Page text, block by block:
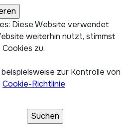
Diese Website verwendet
weiterhin nutzt, stimmst
zu.
zur Kontrolle von
Cookie-Richtlinie